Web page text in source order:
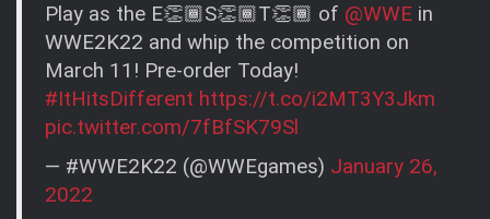
Play as the E👏🏾S👏🏾T👏🏾 of @WWE in
WWE2K22 and whip the competition on
March 11! Pre-order Today!
#ItHitsDifferent https://t.co/i2MT3Y3Jkm
pic.twitter.com/7fBfSK79Sl
— #WWE2K22 (@WWEgames) January 26,
2022